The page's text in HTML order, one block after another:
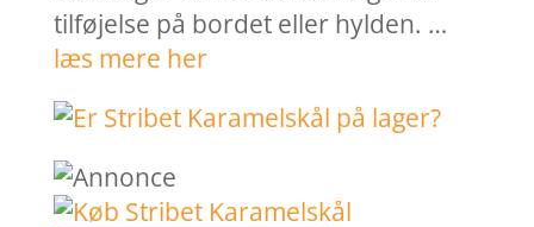
tilføjelse på bordet eller hylden. …
læs mere her